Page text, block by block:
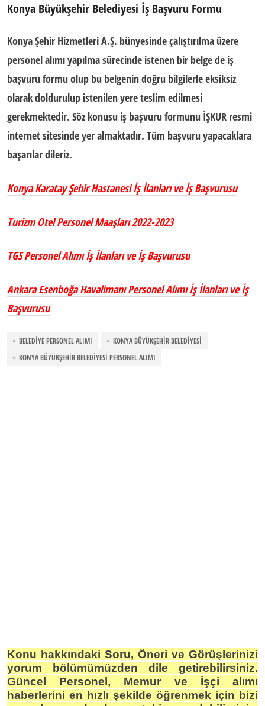
Konya Büyükşehir Belediyesi İş Başvuru Formu
Konya Şehir Hizmetleri A.Ş. bünyesinde çalıştırılma üzere
personel alımıyapılma sürecinde istenen bir belge de iş
başvuru formuolup bu belgenin doğru bilgilerle eksiksiz
olarak doldurulup istenilen yere teslim edilmesi
gerekmektedir. Söz konusu iş başvuru formunu İŞKUR resmi
internet sitesinde yer almaktadır. Tüm başvuru yapacaklara
başarılar dileriz.
Konya Karatay Şehir Hastanesi İş İlanları ve İş Başvurusu
Turizm Otel Personel Maaşları 2022-2023
TGS Personel Alımı İş İlanları ve İş Başvurusu
Ankara Esenboğa Havalimanı Personel Alımı İş İlanları ve İş
Başvurusu
BELEDIYE PERSONEL ALIMI
KONYA BÜYÜKŞEHIR BELEDIYESI
KONYA BÜYÜKŞEHIR BELEDIYESI PERSONEL ALIMI
Konu hakkındaki Soru, Öneri ve Görüşlerinizi
yorum bölümümüzden dile getirebilirsiniz.
Güncel Personel, Memur ve İşçi alımı
haberlerini en hızlı şekilde öğrenmek için bizi